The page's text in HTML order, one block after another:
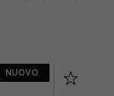
NUOVO